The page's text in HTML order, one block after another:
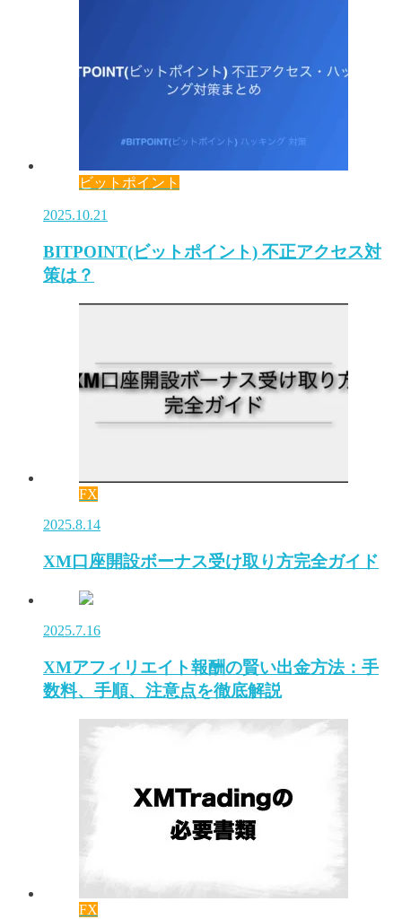
ビットポイント
2025.10.21
BITPOINT(ビットポイント) 不正アクセス対
策は？
FX
2025.8.14
XM口座開設ボーナス受け取り方完全ガイド
2025.7.16
XMアフィリエイト報酬の賢い出金方法：手
数料、手順、注意点を徹底解説
FX